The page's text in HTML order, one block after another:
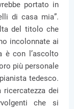
portato in
di casa mia”.
del titolo che
incolonnate ai
è con l’ascolto
più personale
tedesco.
dei
che si